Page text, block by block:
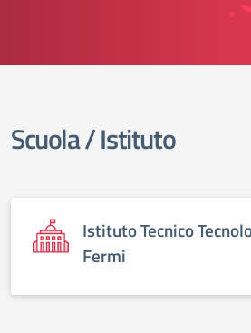
elenco degli organi
Scuola / Istituto
Istituto Tecnico
Fermi